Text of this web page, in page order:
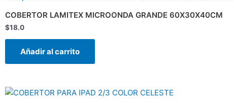
COBERTOR LAMITEX MICROONDA GRANDE 60X30X40CM
$18.0
Añadir al carrito
El
El